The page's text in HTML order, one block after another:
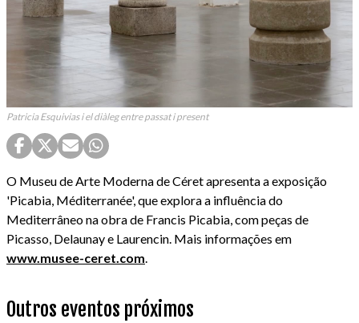
Patricia Esquivias i el diàleg entre passat i present
O Museu de Arte Moderna de Céret apresenta a exposição
'Picabia, Méditerranée', que explora a influência do
Mediterrâneo na obra de Francis Picabia, com peças de
Picasso, Delaunay e Laurencin. Mais informações em
www.musee-ceret.com.
Outros eventos próximos